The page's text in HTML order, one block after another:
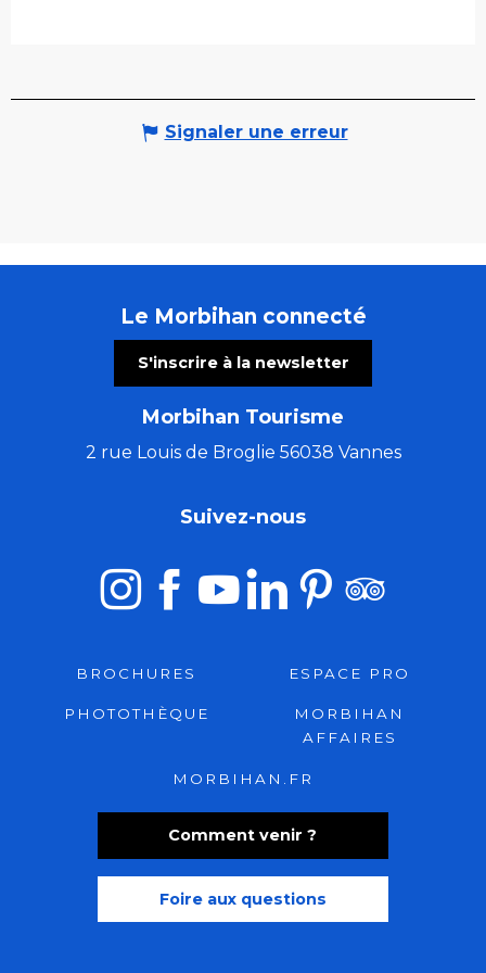
Signaler une erreur
Le Morbihan connecté
S'inscrire à la newsletter
Morbihan Tourisme
2 rue Louis de Broglie 56038 Vannes
Comment venir ?
Foire aux questions
Suivez-nous
BROCHURES ESPACE PRO
PHOTOTHÈQUE
MORBIHAN
AFFAIRES
MORBIHAN.FR